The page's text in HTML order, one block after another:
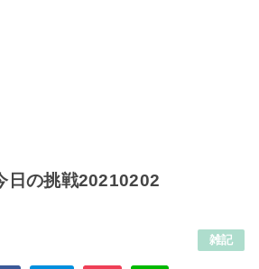
日の挑戦20210202
雑記